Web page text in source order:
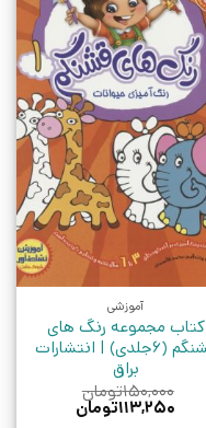
آموزشی
کتاب مجموعه رنگ های
قشنگم (6جلدی) | انتشارات
براق
۱۵۰,۰۰۰تومان
قیمت
۱۱۳,۲۵۰تومان